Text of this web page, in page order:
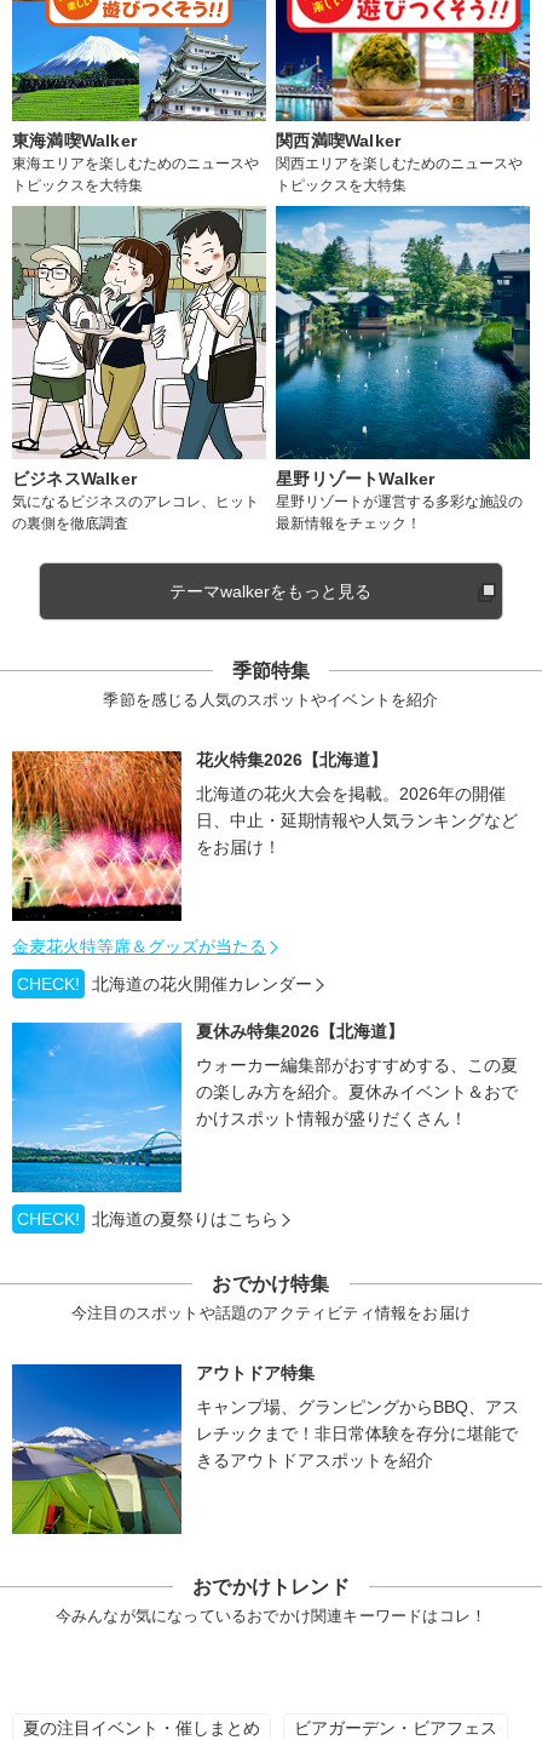
東海満喫Walker
東海エリアを楽しむためのニュースや
トピックスを大特集
関西満喫Walker
関西エリアを楽しむためのニュースや
トピックスを大特集
ビジネスWalker
気になるビジネスのアレコレ、ヒット
の裏側を徹底調査
星野リゾートWalker
星野リゾートが運営する多彩な施設の
最新情報をチェック！
テーマwalkerをもっと見る
季節特集
季節を感じる人気のスポットやイベントを紹介
花火特集2026【北海道】
北海道の花火大会を掲載。2026年の開催
日、中止・延期情報や人気ランキングなど
をお届け！
金麦花火特等席＆グッズが当たる
CHECK!
北海道の花火開催カレンダー
夏休み特集2026【北海道】
ウォーカー編集部がおすすめする、この夏
の楽しみ方を紹介。夏休みイベント＆おで
かけスポット情報が盛りだくさん！
CHECK! 北海道の夏祭りはこちら
おでかけ特集
今注目のスポットや話題のアクティビティ情報をお届け
アウトドア特集
キャンプ場、グランピングからBBQ、アス
レチックまで！非日常体験を存分に堪能で
きるアウトドアスポットを紹介
おでかけトレンド
今みんなが気になっているおでかけ関連キーワードはコレ！
夏の注目イベント・催しまとめ ビアガーデン・ビアフェス